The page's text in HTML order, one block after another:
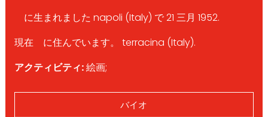
に生まれました napoli (Italy) で 21 三月 1952.
現在 に住んでいます。 terracina (Italy).
アクティビティ:絵画;
バイオ